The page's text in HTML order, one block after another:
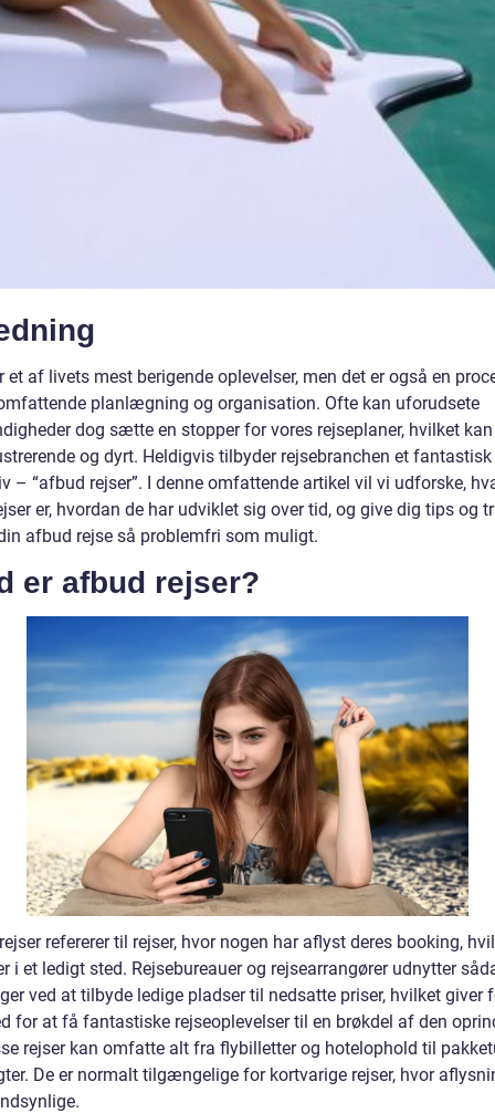
et af livets mest berigende oplevelser, men det er også en
planlægning og organisation. Ofte kan uforudsete
dog sætte en stopper for vores rejseplaner, hvilket
og dyrt. Heldigvis tilbyder rejsebranchen et fantastisk
– “afbud rejser”. I denne omfattende artikel vil vi udforske,
er, hvordan de har udviklet sig over tid, og give dig tips og
afbud rejse så problemfri som muligt.
er afbud rejser?
refererer til rejser, hvor nogen har aflyst deres booking,
i et ledigt sted. Rejsebureauer og rejsearrangører udnytter
ved at tilbyde ledige pladser til nedsatte priser, hvilket giver
for at få fantastiske rejseoplevelser til en brøkdel af den
rejser kan omfatte alt fra flybilletter og hotelophold til
De er normalt tilgængelige for kortvarige rejser, hvor